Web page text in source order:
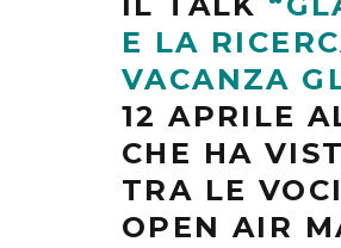
E LA
VACANZA
12 APRILE
CHE HA
TRA LE
OPEN AIR